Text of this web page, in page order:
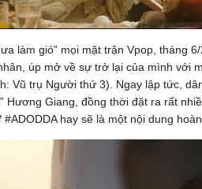
làm gió” mọi mặt trận Vpop, tháng
úp mở về sự trở lại của mình với
Vũ trụ Người thứ 3). Ngay lập tức,
Hương Giang, đồng thời đặt ra rất
#ADODDA hay sẽ là một nội dung